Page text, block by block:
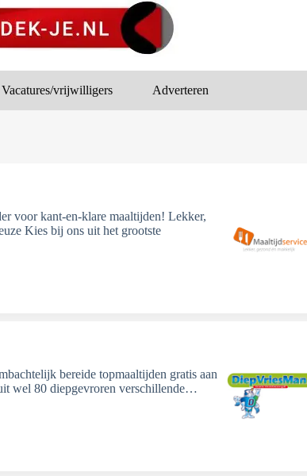
Vacatures/vrijwilligers Adverteren
voor kant-en-klare maaltijden! Lekker,
Kies bij ons uit het grootste
bereide topmaaltijden gratis aan
wel 80 diepgevroren verschillende…